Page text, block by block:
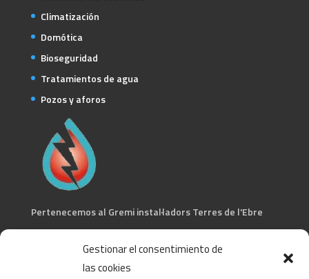
Gestionar el consentimiento de
las cookies
Climatización
Domótica
Bioseguridad
Tratamientos de agua
Pozos y aforos
Pertenecemos al Gremi instal·ladors Terres de l'Ebre
CONTACTA
C/ Barcelona, 74 – Tortosa 43500